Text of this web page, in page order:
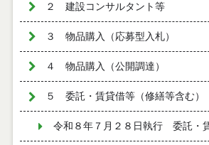
２ 建設コンサルタント等
３ 物品購入（応募型入札）
４ 物品購入（公開調達）
５ 委託・賃貸借等（修繕等含む）
令和８年７月２８日執行 委託・